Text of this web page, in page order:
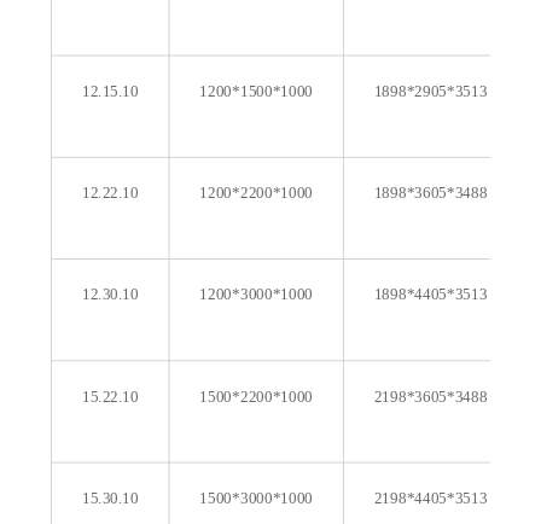
12.15.10 1200*1500*1000 1898*2905*3513
12.22.10 1200*2200*1000 1898*3605*3488
12.30.10 1200*3000*1000 1898*4405*3513
15.22.10 1500*2200*1000 2198*3605*3488
15.30.10 1500*3000*1000 2198*4405*3513